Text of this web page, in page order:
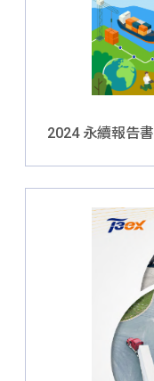
2024 永續報告書